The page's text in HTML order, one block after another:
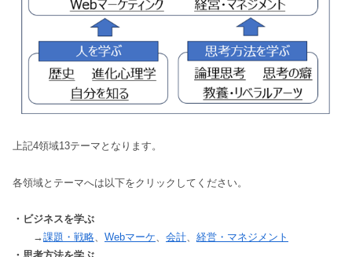
上記4領域13テーマとなります。
各領域とテーマへは以下をクリックしてください。
・ビジネスを学ぶ
→課題・戦略、 Webマーケ、 会計、 経営・マネジメント